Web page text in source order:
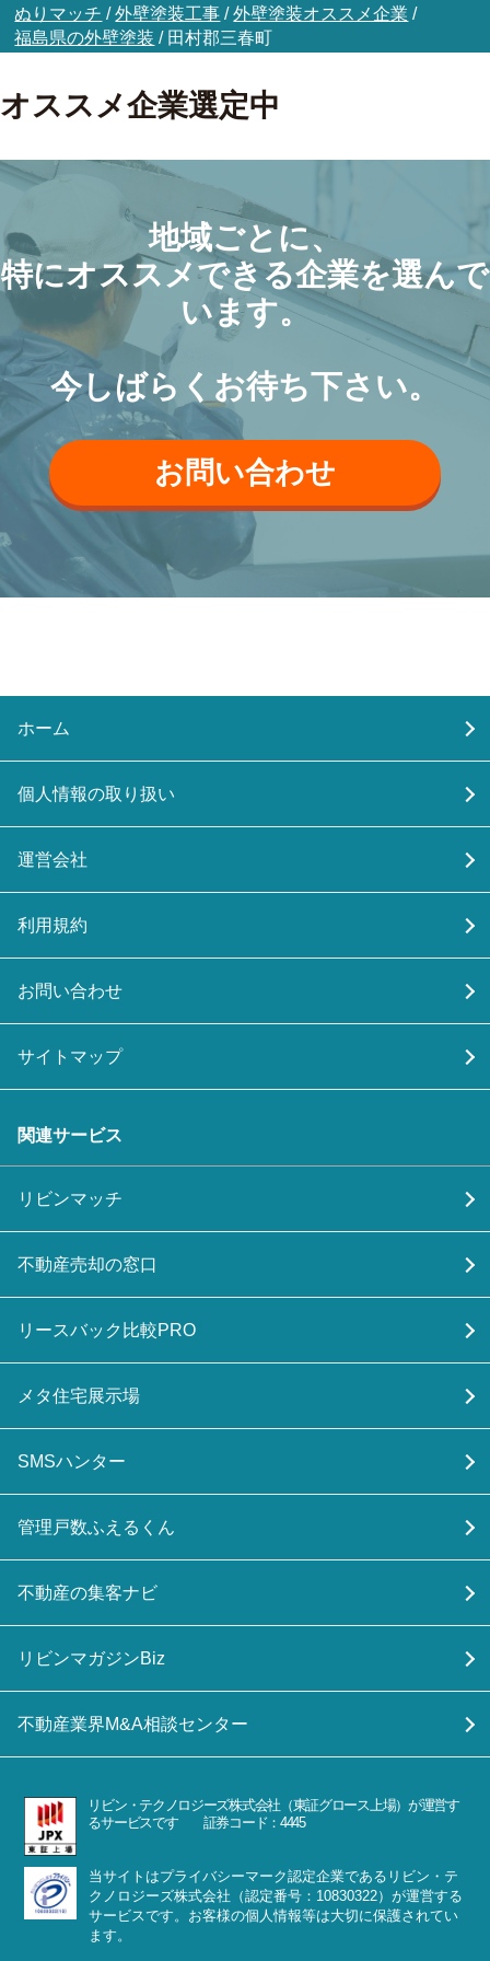
ぬりマッチ /外壁塗装工事 /外壁塗装オススメ企業 /
福島県の外壁塗装 / 田村郡三春町
オススメ企業選定中
地域ごとに、
特にオススメできる企業を選んで
います。
今しばらくお待ち下さい。
お問い合わせ
ホーム
個人情報の取り扱い
運営会社
利用規約
お問い合わせ
サイトマップ
関連サービス
リビンマッチ
不動産売却の窓口
リースバック比較PRO
メタ住宅展示場
SMSハンター
管理戸数ふえるくん
不動産の集客ナビ
リビンマガジンBiz
不動産業界M&A相談センター
リビン・テクノロジーズ株式会社（東証グロース上場）が運営す
るサービスです 証券コード：4445
当サイトはプライバシーマーク認定企業であるリビン・テ
クノロジーズ株式会社（認定番号：10830322）が運営する
サービスです。お客様の個人情報等は大切に保護されてい
ます。